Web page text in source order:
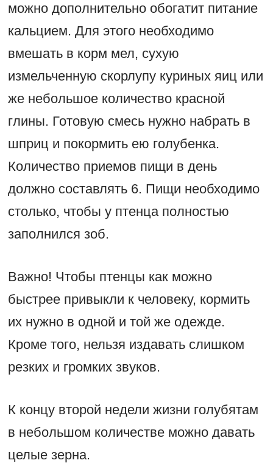
можно дополнительно обогатит питание
кальцием. Для этого необходимо
вмешать в корм мел, сухую
измельченную скорлупу куриных яиц или
же небольшое количество красной
глины. Готовую смесь нужно набрать в
шприц и покормить ею голубенка.
Количество приемов пищи в день
должно составлять 6. Пищи необходимо
столько, чтобы у птенца полностью
заполнился зоб.
Важно! Чтобы птенцы как можно
быстрее привыкли к человеку, кормить
их нужно в одной и той же одежде.
Кроме того, нельзя издавать слишком
резких и громких звуков.
К концу второй недели жизни голубятам
в небольшом количестве можно давать
целые зерна.